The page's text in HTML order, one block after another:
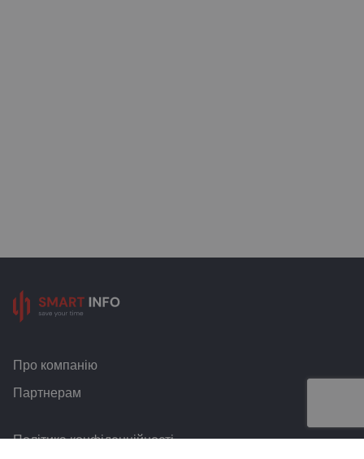
Про компанію
Партнерам
Політика конфіденційності